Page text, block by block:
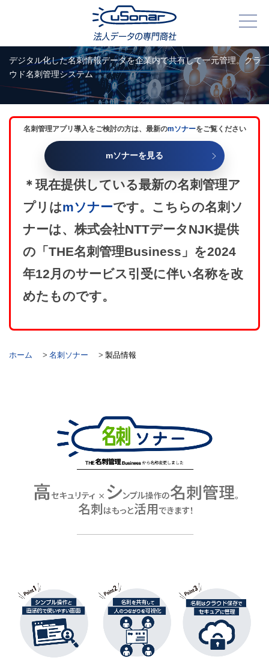
デジタル化した名刺情報データを企業内で共有して一元管理。クラ
ウド名刺管理システム
名刺管理アプリ導入をご検討の方は、最新のmソナーをご覧ください
mソナーを見る
＊現在提供している最新の名刺管理ア
プリはmソナーです。こちらの名刺ソ
ナーは、株式会社NTTデータNJK提供
の「THE名刺管理Business」を2024
年12月のサービス引受に伴い名称を改
めたものです。
ホーム 名刺ソナー 製品情報